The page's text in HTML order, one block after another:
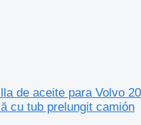
de aceite para Volvo
cu tub prelungit camión